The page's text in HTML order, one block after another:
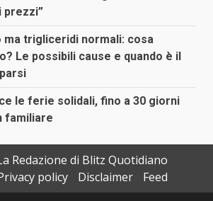
prezzi”
trigliceridi normali: cosa
Le possibili cause e quando è il
le ferie solidali, fino a 30 giorni
familiare
Redazione di Blitz Quotidiano
policy Disclaimer
Feed